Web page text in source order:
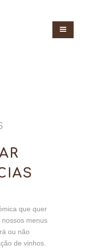
que quer
menus
ou não
de vinhos.